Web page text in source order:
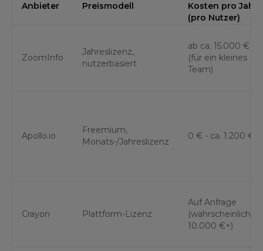
Anbieter Preismodell
Kosten pro Jahr
(pro Nutzer)
ZoomInfo
Jahreslizenz,
nutzerbasiert
ab ca. 15.000 €
(für ein kleines
Team)
Apollo.io
Freemium,
Monats-/Jahreslizenz
0 € - ca. 1.200 €
Crayon Plattform-Lizenz
Auf Anfrage
(wahrscheinlich
10.000 €+)